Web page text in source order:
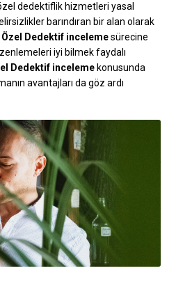
dedektiflik hizmetleri yasal
barındıran bir alan olarak
Özel Dedektif incelemesürecine
iyi bilmek faydalı
Dedektif inceleme konusunda
avantajları da göz ardı